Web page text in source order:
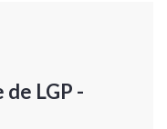
LGP -